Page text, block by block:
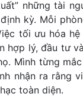
những tài
kỳ. Mỗi
tối ưu hóa
hợp lý, đầu tư
Mình từng
nhận ra rằng
toàn diện.